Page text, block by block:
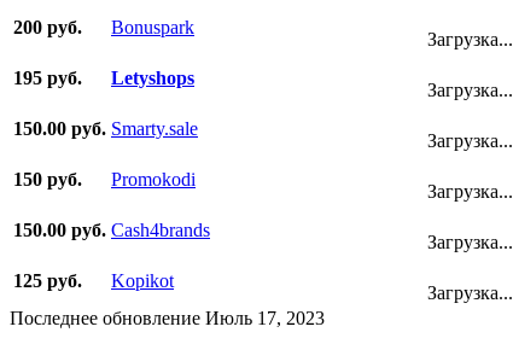
200 руб. Bonuspark
Загрузка...
195 руб. Letyshops
Загрузка...
150.00 руб. Smarty.sale
Загрузка...
150 руб. Promokodi
Загрузка...
150.00 руб. Cash4brands
Загрузка...
125 руб. Kopikot
Загрузка...
Последнее обновление Июль 17, 2023